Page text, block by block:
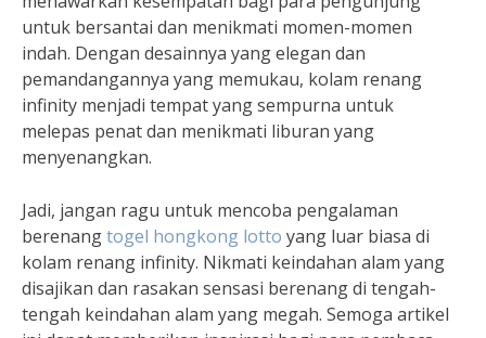
untuk bersantai dan menikmati momen-momen
indah. Dengan desainnya yang elegan dan
pemandangannya yang memukau, kolam renang
infinity menjadi tempat yang sempurna untuk
melepas penat dan menikmati liburan yang
menyenangkan.
Jadi, jangan ragu untuk mencoba pengalaman
berenangtogel hongkong lotto yang luar biasa di
kolam renang infinity. Nikmati keindahan alam yang
disajikan dan rasakan sensasi berenang di tengah-
tengah keindahan alam yang megah. Semoga artikel